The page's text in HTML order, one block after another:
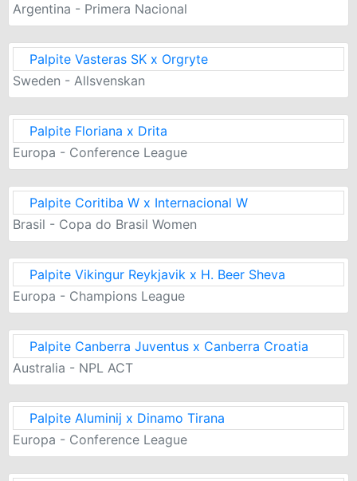
Argentina - Primera Nacional
Palpite Vasteras SK x Orgryte
Sweden - Allsvenskan
Palpite Floriana x Drita
Europa - Conference League
Palpite Coritiba W x Internacional W
Brasil - Copa do Brasil Women
Palpite Vikingur Reykjavik x H. Beer Sheva
Europa - Champions League
Palpite Canberra Juventus x Canberra Croatia
Australia - NPL ACT
Palpite Aluminij x Dinamo Tirana
Europa - Conference League